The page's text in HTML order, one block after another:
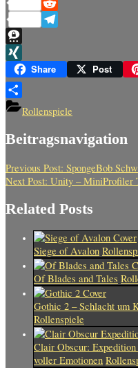
Reddit
Telegram
Threema
XINGShare Post
TeilenRollenspiele
Beitragsnavigation
Previous Post: SpongeBob
Next Post: Unity – MiniProfiler
Related Posts
Siege of Avalon
Of Blades and Tales
Gothic 2 – Schlacht um
Rollenspiele
Clair Obscur:
voller Emotionen